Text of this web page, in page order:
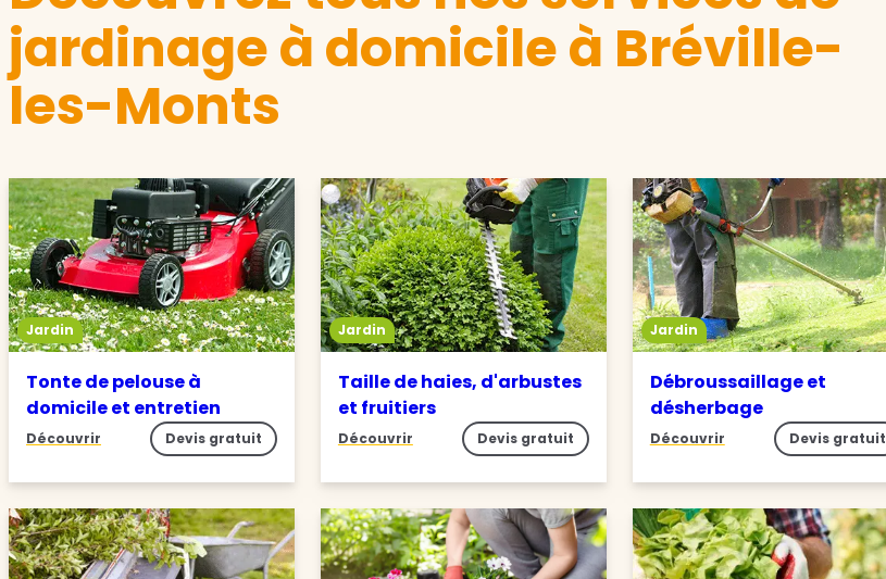
jardinage à domicile à Bréville-
les-Monts
Jardin
Tonte de pelouse à
domicile et entretien
Découvrir Devis gratuit
Jardin
Taille de haies, d'arbustes
et fruitiers
Découvrir Devis gratuit
Jardin
Débroussaillage et
désherbage
Découvrir Devis gratuit